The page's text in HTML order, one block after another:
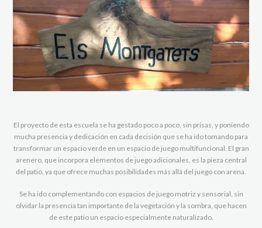
El proyecto de esta escuela se ha gestado poco a poco, sin prisas, y poniendo
mucha presencia y dedicación en cada decisión que se ha ido tomando para
transformar un espacio verde en un espacio de juego multifuncional. El gran
arenero, que incorpora elementos de juego adicionales, es la pieza central
del patio, ya que ofrece muchas posibilidades más allá del juego con arena.
Se ha ido complementando con espacios de juego motriz y sensorial, sin
olvidar la presencia tan importante de la vegetación y la sombra, que hacen
de este patio un espacio especialmente naturalizado.